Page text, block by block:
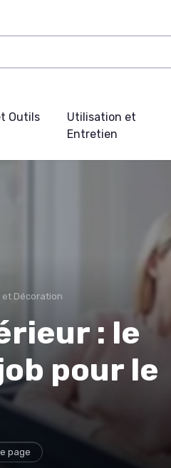
Outils
Utilisation et
Entretien
Décoration
: le
pour le
page